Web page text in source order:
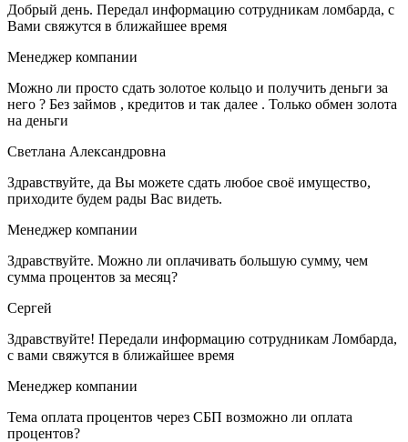
Добрый день. Передал информацию сотрудникам ломбарда, с
Вами свяжутся в ближайшее время
Менеджер компании
Можно ли просто сдать золотое кольцо и получить деньги за
него ? Без займов , кредитов и так далее . Только обмен золота
на деньги
Светлана Александровна
Здравствуйте, да Вы можете сдать любое своё имущество,
приходите будем рады Вас видеть.
Менеджер компании
Здравствуйте. Можно ли оплачивать большую сумму, чем
сумма процентов за месяц?
Сергей
Здравствуйте! Передали информацию сотрудникам Ломбарда,
с вами свяжутся в ближайшее время
Менеджер компании
Тема оплата процентов через СБП возможно ли оплата
процентов?